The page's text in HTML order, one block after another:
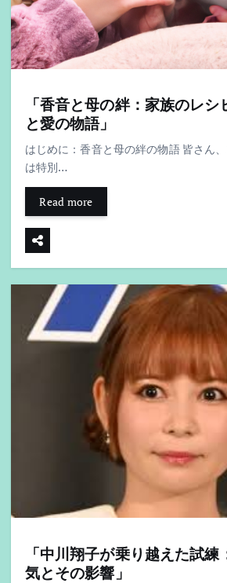
「香音と母の絆：家族のレ
と愛の物語」
はじめに：香音と母の絆の物語 皆さん
は特別…
Read more
「中川翔子が乗り越えた試
気とその影響」